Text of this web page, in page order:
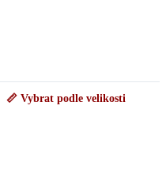
📏 Vybrat podle velikosti